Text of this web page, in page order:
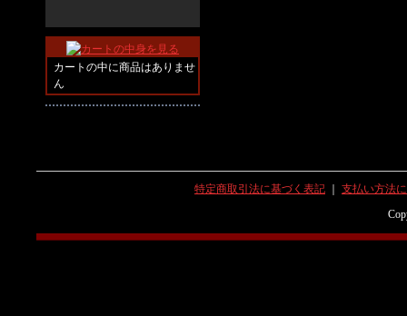
カートの中に商品はありませ
ん
特定商取引法に基づく表記
支払い方法